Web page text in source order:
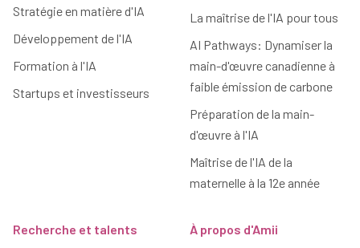
Stratégie en matière d'IA
Développement de l'IA
Formation à l'IA
Startups et investisseurs
La maîtrise de l'IA pour tous
AI Pathways: Dynamiser la
main-d'œuvre canadienne à
faible émission de carbone
Préparation de la main-
d'œuvre à l'IA
Maîtrise de l'IA de la
maternelle à la 12e année
Recherche et talents
À propos d'Amii